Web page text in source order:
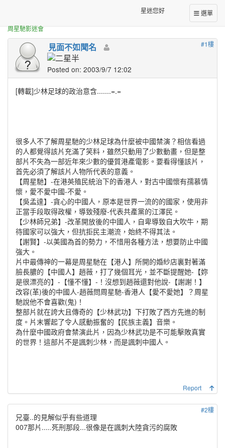
選單
星迷您好
周星馳影迷會
[轉載]少林足球的政治意含.......=.=
#1樓
見面不如聞名
Posted on: 2003/9/7 12:02
[轉載]少林足球的政治意含.......=.=
很多人不了解周星馳的少林足球為什麼被中國禁演？相信看過
的人都覺得該片充滿了笑料，雖然只動用了少數動畫，但是整
部片不失為一部近年來少數的優質港產電影。要看得懂該片，
首先必須了解該片人物所代表的意義。
【周星馳】-在港英殖民統治下的香港人，對古中國懷有孺慕情
懷，愛不愛中國-不愛。
【吳孟達】-貪心的中國人，原本是世界一流的的國家，使用非
正當手段取得政權，導致殘廢-代表共產黨的江澤民。
【少林師兄弟】-改革開放後的中國人，自卑導致自大吹牛，期
待國家可以強大，但抗拒民主潮流，始終不得其法。
【謝賢】-以美國為首的勢力，不惜用各種方法，想要防止中國
強大。
片中最傳神的一幕是周星馳在【港人】所開的婚紗店裏對著滿
臉長膿的【中國人】趙薇，打了幾個耳光，並不斷提醒她-【妳
是很漂亮的】-【懂不懂】-！沒想到趙薇還對他說-【謝謝！】
改容(革)後的中國人-趙薇問周星馳-香港人【愛不愛她】？周星
馳說他不會喜歡(鬼)！
整部片就在誇大且傳奇的【少林武功】下打敗了西方先進的制
度。片末響起了令人感動振奮的【民族主義】音樂。
為什麼中國政府會禁演此片，因為少林武功是不可能擊敗真實
的世界！這部片不是諷刺少林，而是諷刺中國人。
Report
#2樓
兄臺..的見解似乎有些道理
007那片.....死刑那段...很像是在諷刺大陸貪污的腐敗